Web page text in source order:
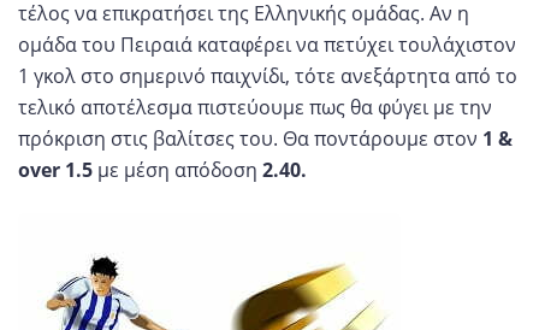
τέλος να επικρατήσει της Ελληνικής ομάδας. Αν η
ομάδα του Πειραιά καταφέρει να πετύχει τουλάχιστον
1 γκολ στο σημερινό παιχνίδι, τότε ανεξάρτητα από το
τελικό αποτέλεσμα πιστεύουμε πως θα φύγει με την
πρόκριση στις βαλίτσες του. Θα ποντάρουμε στον 1 &
over 1.5 με μέση απόδοση 2.40.